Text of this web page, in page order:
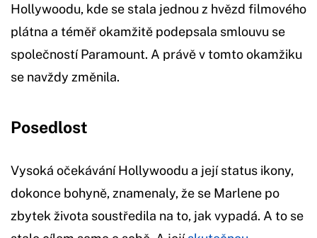
Hollywoodu, kde se stala jednou z hvězd filmového
plátna a téměř okamžitě podepsala smlouvu se
společností Paramount. A právě v tomto okamžiku
se navždy změnila.
Posedlost
Vysoká očekávání Hollywoodu a její status ikony,
dokonce bohyně, znamenaly, že se Marlene po
zbytek života soustředila na to, jak vypadá. A to se